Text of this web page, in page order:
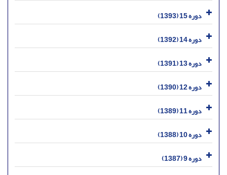
دوره 15 (1393)
دوره 14 (1392)
دوره 13 (1391)
دوره 12 (1390)
دوره 11 (1389)
دوره 10 (1388)
دوره 9 (1387)